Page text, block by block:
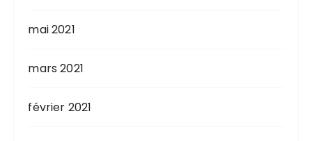
mai 2021
mars 2021
février 2021